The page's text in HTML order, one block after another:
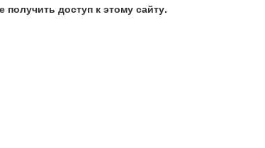
доступ к этому сайту.